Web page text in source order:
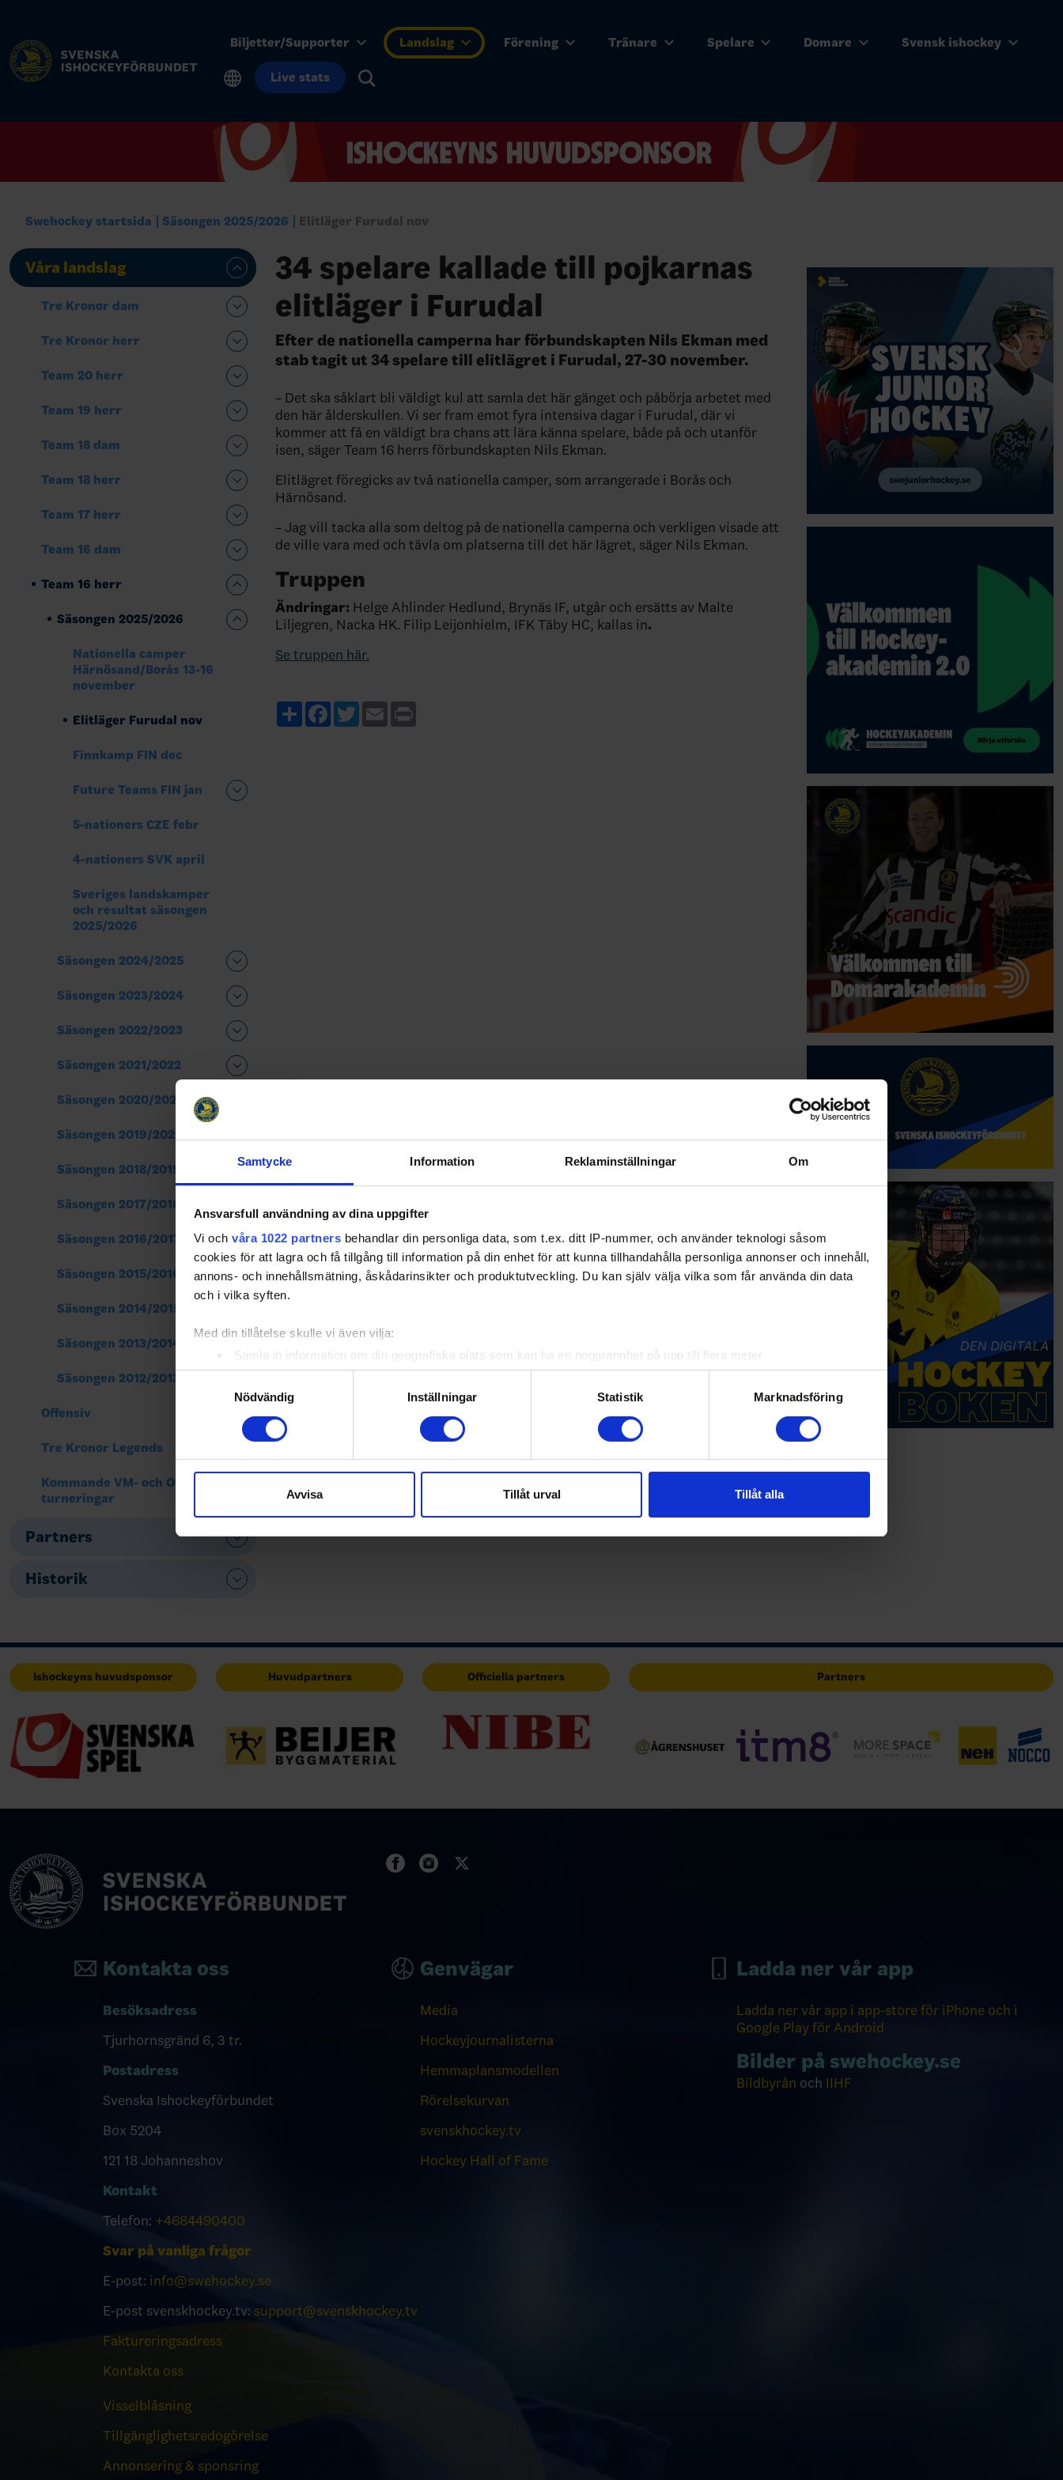
Samtycke Information Reklaminställningar Om
Ansvarsfull användning av dina uppgifter
Vi och våra 1022 partners behandlar din personliga data, som t.ex. ditt IP-nummer, och använder teknologi såsom
cookies för att lagra och få tillgång till information på din enhet för att kunna tillhandahålla personliga annonser och innehåll,
annons- och innehållsmätning, åskådarinsikter och produktutveckling. Du kan själv välja vilka som får använda din data
och i vilka syften.
Med din tillåtelse skulle vi även vilja:
Samla in information om din geografiska plats som kan ha en noggrannhet på upp till flera meter
Identifiera din enhet genom att aktivt skanna den för specifika kännetecken (fingeravtryck)
Ta reda på mer om hur dina personliga uppgifter behandlas och ställ in dina preferenser i
detaljsektionen. Du kan ändra
eller dra tillbaka ditt samtycke när som helst från cookie-förklaringen.
sociala medier och analysera vår trafik. Vi vidarebefordrar även sådana identifierare och annan information från din enhet
till de sociala medier och annons- och analysföretag som vi samarbetar med. Dessa kan i sin tur kombinera informationen
Samtyckesval
Nödvändig
Inställningar Statistik Marknadsföring
Avvisa Tillåt urval Tillåt alla
Biljetter/Supporter Landslag Förening Tränare Spelare Domare Svensk ishockey
Live stats
Swehockey startsida Säsongen 2025/2026 Elitläger Furudal nov
Våra landslag
Tre Kronor dam
Tre Kronor herr
Team 20 herr
Team 19 herr
Team 18 dam
Team 18 herr
Team 17 herr
Team 16 dam
Team 16 herr
Säsongen 2025/2026
Nationella camper
Härnösand/Borås 13-16
november
Elitläger Furudal nov
Finnkamp FIN dec
Future Teams FIN jan
5-nationers CZE febr
4-nationers SVK april
Sveriges landskamper
och resultat säsongen
2025/2026
Säsongen 2024/2025
Säsongen 2023/2024
Säsongen 2022/2023
Säsongen 2021/2022
Säsongen 2020/2021
Säsongen 2019/2020
Säsongen 2018/2019
Säsongen 2017/2018
Säsongen 2016/2017
Säsongen 2015/2016
Säsongen 2014/2015
Säsongen 2013/2014
Säsongen 2012/2013
Offensiv
Tre Kronor Legends
Kommande VM- och OS-
turneringar
Partners
Historik
34 spelare kallade till pojkarnas
elitläger i Furudal
Efter de nationella camperna har förbundskapten Nils Ekman med
stab tagit ut 34 spelare till elitlägret i Furudal, 27-30 november.
– Det ska såklart bli väldigt kul att samla det här gänget och påbörja arbetet med
den här ålderskullen. Vi ser fram emot fyra intensiva dagar i Furudal, där vi
kommer att få en väldigt bra chans att lära känna spelare, både på och utanför
isen, säger Team 16 herrs förbundskapten Nils Ekman.
Elitlägret föregicks av två nationella camper, som arrangerade i Borås och
Härnösand.
– Jag vill tacka alla som deltog på de nationella camperna och verkligen visade att
de ville vara med och tävla om platserna till det här lägret, säger Nils Ekman.
Truppen
Ändringar: Helge Ahlinder Hedlund, Brynäs IF, utgår och ersätts av Malte
Liljegren, Nacka HK. Filip Leijonhielm, IFK Täby HC, kallas in.
Se truppen här.
ShareFacebook
TwitterEmail
Ishockeyns huvudsponsor Huvudpartners Officiella partners Partners
Kontakta oss
Besöksadress
Tjurhornsgränd 6, 3 tr.
Postadress
Svenska Ishockeyförbundet
Box 5204
121 18 Johanneshov
Kontakt
Telefon: +4684490400
Svar på vanliga frågor
E-post: info@swehockey.se
E-post svenskhockey.tv: support@svenskhockey.tv
Faktureringsadress
Kontakta oss
Visselblåsning
Tillgänglighetsredogörelse
Annonsering & sponsring
Genvägar
Media
Hockeyjournalisterna
Hemmaplansmodellen
Rörelsekurvan
svenskhockey.tv
Hockey Hall of Fame
Ladda ner vår app
Ladda ner vår app i app-store för iPhone och i
Google Play för Android
Bilder på swehockey.se
Bildbyrån och IIHF